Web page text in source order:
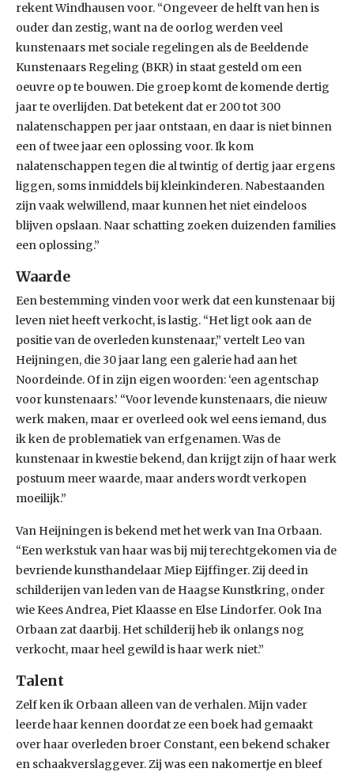
rekent Windhausen voor. “Ongeveer de helft van hen is
ouder dan zestig, want na de oorlog werden veel
kunstenaars met sociale regelingen als de Beeldende
Kunstenaars Regeling (BKR) in staat gesteld om een
oeuvre op te bouwen. Die groep komt de komende dertig
jaar te overlijden. Dat betekent dat er 200 tot 300
nalatenschappen per jaar ontstaan, en daar is niet binnen
een of twee jaar een oplossing voor. Ik kom
nalatenschappen tegen die al twintig of dertig jaar ergens
liggen, soms inmiddels bij kleinkinderen. Nabestaanden
zijn vaak welwillend, maar kunnen het niet eindeloos
blijven opslaan. Naar schatting zoeken duizenden families
een oplossing.”
Waarde
Een bestemming vinden voor werk dat een kunstenaar bij
leven niet heeft verkocht, is lastig. “Het ligt ook aan de
positie van de overleden kunstenaar,” vertelt Leo van
Heijningen, die 30 jaar lang een galerie had aan het
Noordeinde. Of in zijn eigen woorden: ‘een agentschap
voor kunstenaars.’ “Voor levende kunstenaars, die nieuw
werk maken, maar er overleed ook wel eens iemand, dus
ik ken de problematiek van erfgenamen. Was de
kunstenaar in kwestie bekend, dan krijgt zijn of haar werk
postuum meer waarde, maar anders wordt verkopen
moeilijk.”
Van Heijningen is bekend met het werk van Ina Orbaan.
“Een werkstuk van haar was bij mij terechtgekomen via de
bevriende kunsthandelaar Miep Eijffinger. Zij deed in
schilderijen van leden van de Haagse Kunstkring, onder
wie Kees Andrea, Piet Klaasse en Else Lindorfer. Ook Ina
Orbaan zat daarbij. Het schilderij heb ik onlangs nog
verkocht, maar heel gewild is haar werk niet.”
Talent
Zelf ken ik Orbaan alleen van de verhalen. Mijn vader
leerde haar kennen doordat ze een boek had gemaakt
over haar overleden broer Constant, een bekend schaker
en schaakverslaggever. Zij was een nakomertje en bleef